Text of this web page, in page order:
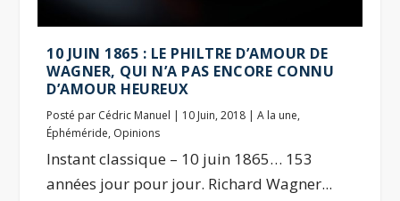
10 JUIN 1865 : LE PHILTRE D’AMOUR DE
WAGNER, QUI N’A PAS ENCORE CONNU
D’AMOUR HEUREUX
Posté par Cédric Manuel | 10 Juin, 2018 |A la une,
Éphéméride, Opinions
Instant classique – 10 juin 1865… 153
années jour pour jour. Richard Wagner...